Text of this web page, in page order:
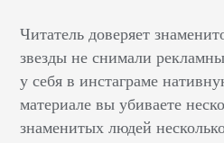
Читатель доверяет
звезды не снимали
у себя в инстаграме
материале вы убиваете
знаменитых людей